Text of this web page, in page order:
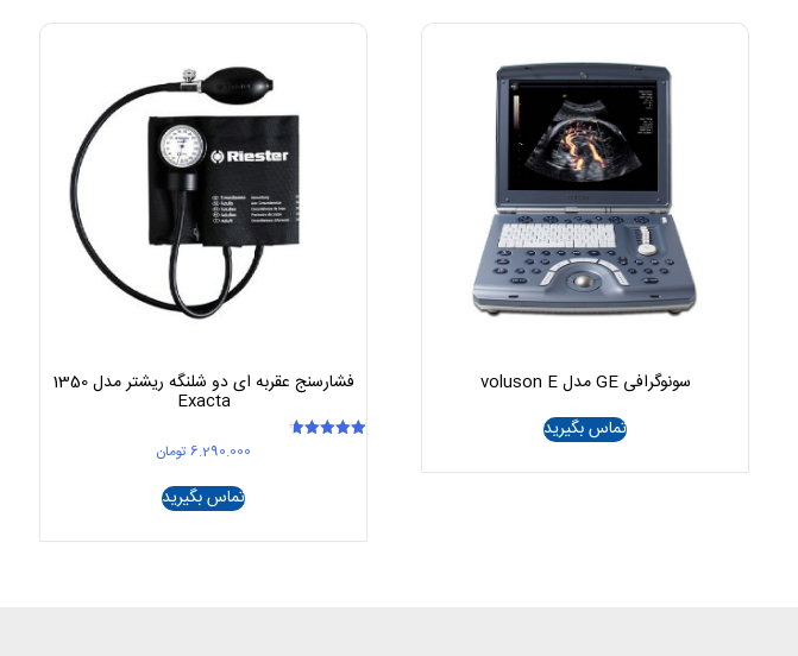
سونوگرافی GE مدل voluson E
تماس بگیرید
فشارسنج عقربه ای دو شلنگه ریشتر مدل 1350
Exacta
6.290.000 تومان
تماس بگیرید